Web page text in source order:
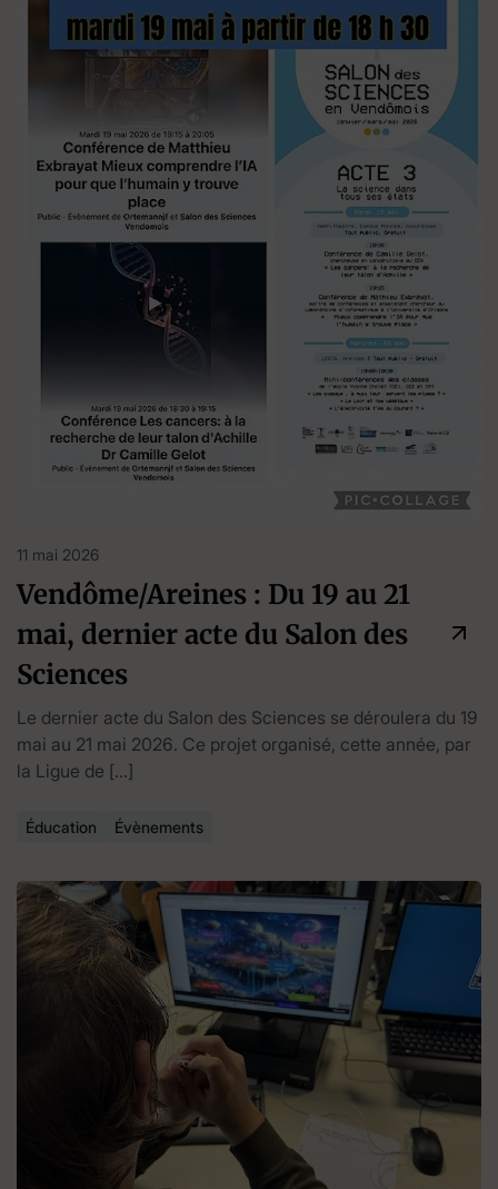
11 mai 2026
Vendôme/Areines : Du 19 au 21
mai, dernier acte du Salon des
Sciences
Le dernier acte du Salon des Sciences se déroulera du 19
mai au 21 mai 2026. Ce projet organisé, cette année, par
la Ligue de […]
Éducation Évènements